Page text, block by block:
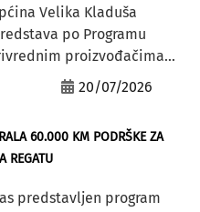
Velika Kladuša
po Programu
proizvođačima...
20/07/2026
60.000 KM PODRŠKE ZA
REGATU
predstavljen program